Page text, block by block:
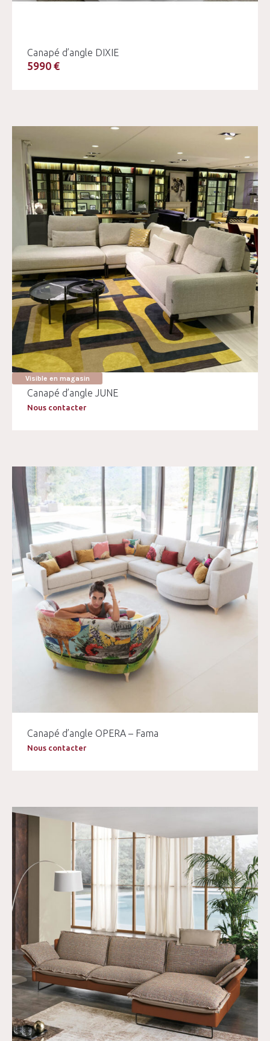
Canapé d’angle DIXIE
5990 €
Visible en magasin
Canapé d’angle JUNE
Nous contacter
Canapé d’angle OPERA – Fama
Nous contacter